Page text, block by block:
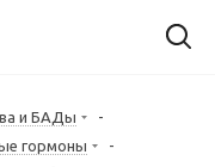
и БАДы
-
гормоны
-